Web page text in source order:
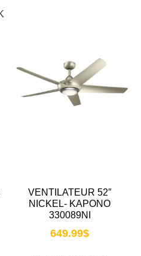
VENTILATEUR 52″
NICKEL- KAPONO
330089NI
649.99$